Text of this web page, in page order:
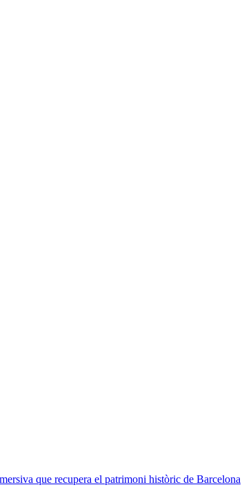
que recupera el patrimoni històric de Barcelona